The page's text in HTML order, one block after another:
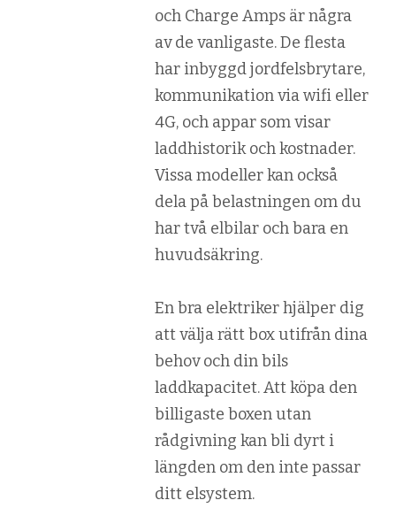
och Charge Amps är några
av de vanligaste. De flesta
har inbyggd jordfelsbrytare,
kommunikation via wifi eller
4G, och appar som visar
laddhistorik och kostnader.
Vissa modeller kan också
dela på belastningen om du
har två elbilar och bara en
huvudsäkring.
En bra elektriker hjälper dig
att välja rätt box utifrån dina
behov och din bils
laddkapacitet. Att köpa den
billigaste boxen utan
rådgivning kan bli dyrt i
längden om den inte passar
ditt elsystem.